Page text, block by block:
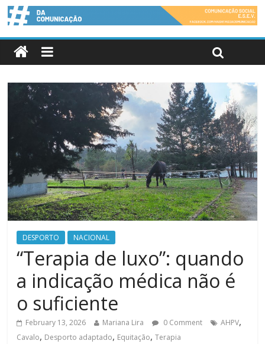
DESPORTO NACIONAL
“Terapia de luxo”: quando
a indicação médica não é
o suficiente
February 13, 2026 Mariana Lira 0 Comment AHPV,
Cavalo, Desporto adaptado, Equitação,Terapia